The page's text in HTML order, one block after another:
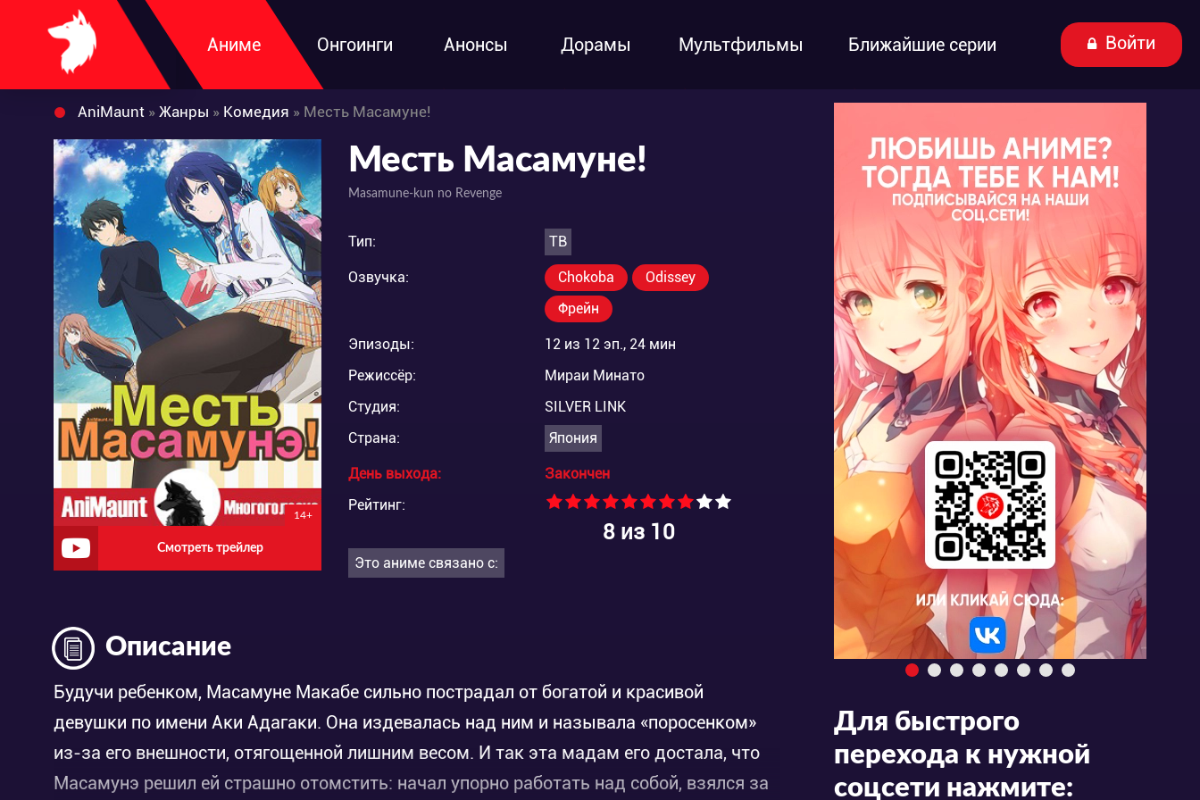
Аниме Онгоинги Анонсы Дорамы Мультфильмы Ближайшие серии Войти
AniMaunt » Жанры » Комедия » Месть Масамуне!
14+
Смотреть трейлер
Месть Масамуне!
Masamune-kun no Revenge
Тип: ТВ
Озвучка: Chokoba
Odissey
Фрейн
Эпизоды:
12 из 12 эп., 24 мин
Режиссёр:
Мираи Минато
Студия:
SILVER LINK
Страна:
Япония
День выхода:
Закончен
Рейтинг:
8из 10
Это аниме связано с:
Описание
Будучи ребенком, Масамуне Макабе сильно пострадал от богатой и красивой
девушки по имени Аки Адагаки. Она издевалась над ним и называла «поросенком»
из-за его внешности, отягощенной лишним весом. И так эта мадам его достала, что
Масамунэ решил ей страшно отомстить: начал упорно работать над собой, взялся за
Для быстрого
перехода к нужной
соцсети нажмите: